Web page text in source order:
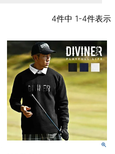
4件中 1-4件表示